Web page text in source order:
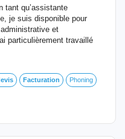
tant qu’assistante
je suis disponible pour
et
particulièrement travaillé
Facturation Phoning